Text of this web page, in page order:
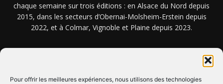
Pour offrir les meilleures expériences, nous utilisons des technologies
chaque semaine sur trois éditions : en Alsace du Nord depuis
2015, dans les secteurs d’Obernai-Molsheim-Erstein depuis
2022, et à Colmar, Vignoble et Plaine depuis 2023.